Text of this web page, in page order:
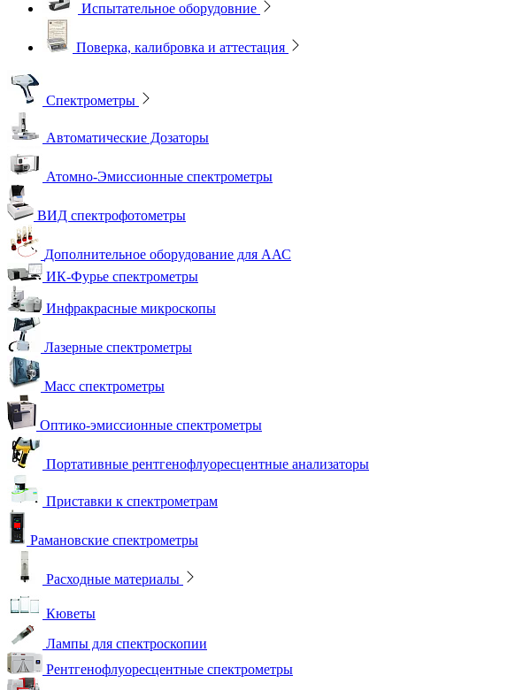
Испытательное оборудовние
Поверка, калибровка и аттестация
Спектрометры
Автоматические Дозаторы
Атомно-Эмиссионные спектрометры
ВИД спектрофотометры
Дополнительное оборудование для ААС
ИК-Фурье спектрометры
Инфракрасные микроскопы
Лазерные спектрометры
Масс спектрометры
Оптико-эмиссионные спектрометры
Портативные рентгенофлуоресцентные анализаторы
Приставки к спектрометрам
Рамановские спектрометры
Расходные материалы
Кюветы
Лампы для спектроскопии
Рентгенофлуоресцентные спектрометры